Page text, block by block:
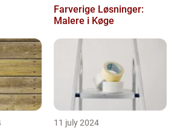
Farverige Løsninger:
Malere i Køge
11 july 2024